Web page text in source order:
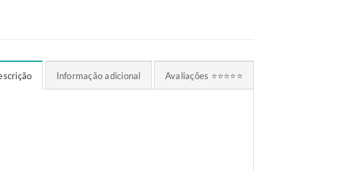
Informação adicional Avaliações ⭐⭐⭐⭐⭐